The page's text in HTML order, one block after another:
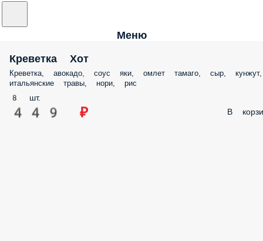
Меню
Креветка Хот
Креветка, авокадо, соус яки, омлет тамаго, сыр, кунжут,
итальянские травы, нори, рис
8 шт.
449 ₽ В